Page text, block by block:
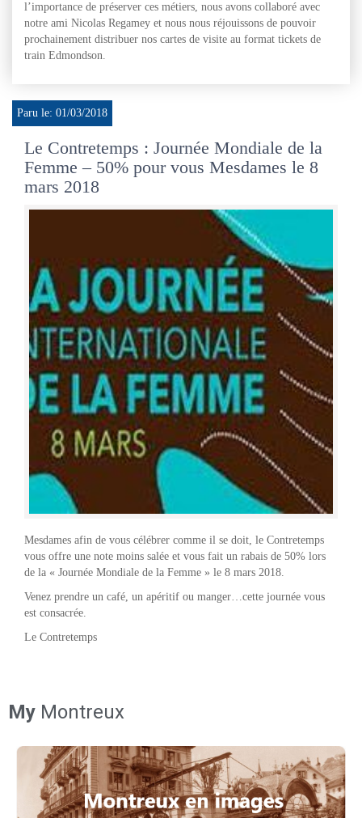
l’importance de préserver ces métiers, nous avons collaboré avec
notre ami Nicolas Regamey et nous nous réjouissons de pouvoir
prochainement distribuer nos cartes de visite au format tickets de
train Edmondson.
Paru le: 01/03/2018
Le Contretemps : Journée Mondiale de la
Femme – 50% pour vous Mesdames le 8
mars 2018
Mesdames afin de vous célébrer comme il se doit, le Contretemps
vous offre une note moins salée et vous fait un rabais de 50% lors
de la « Journée Mondiale de la Femme » le 8 mars 2018.
Venez prendre un café, un apéritif ou manger…cette journée vous
est consacrée.
Le Contretemps
My Montreux